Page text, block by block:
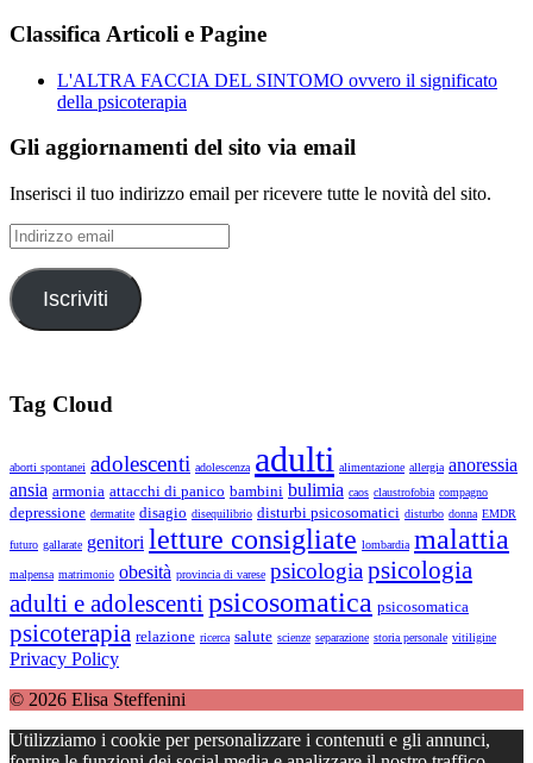
Classifica Articoli e Pagine
L'ALTRA FACCIA DEL SINTOMO ovvero il significato
della psicoterapia
Gli aggiornamenti del sito via email
Inserisci il tuo indirizzo email per ricevere tutte le novità del sito.
Indirizzo
email
Iscriviti
Tag Cloud
aborti spontanei adolescenti adolescenza adulti alimentazione allergia anoressia
ansia armonia attacchi di panico bambini bulimia caos claustrofobia compagno
depressione dermatite disagio disequilibrio disturbi psicosomatici disturbo donna EMDR
futuro gallarate genitori letture consigliate lombardia malattia
malpensa matrimonio obesità provincia di varese psicologiapsicologia
adulti e adolescentipsicosomatica psicosomatica
psicoterapia relazione ricerca salute scienze separazione storia personale vitiligine
Privacy Policy
© 2026 Elisa Steffenini
Utilizziamo i cookie per personalizzare i contenuti e gli annunci,